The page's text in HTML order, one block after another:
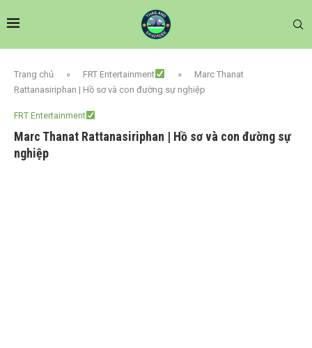
Trang chủ » FRT Entertainment »
Marc Thanat
Rattanasiriphan | Hồ sơ và con đường sự nghiệp
FRT Entertainment
Marc Thanat Rattanasiriphan | Hồ sơ và con đường sự
nghiệp